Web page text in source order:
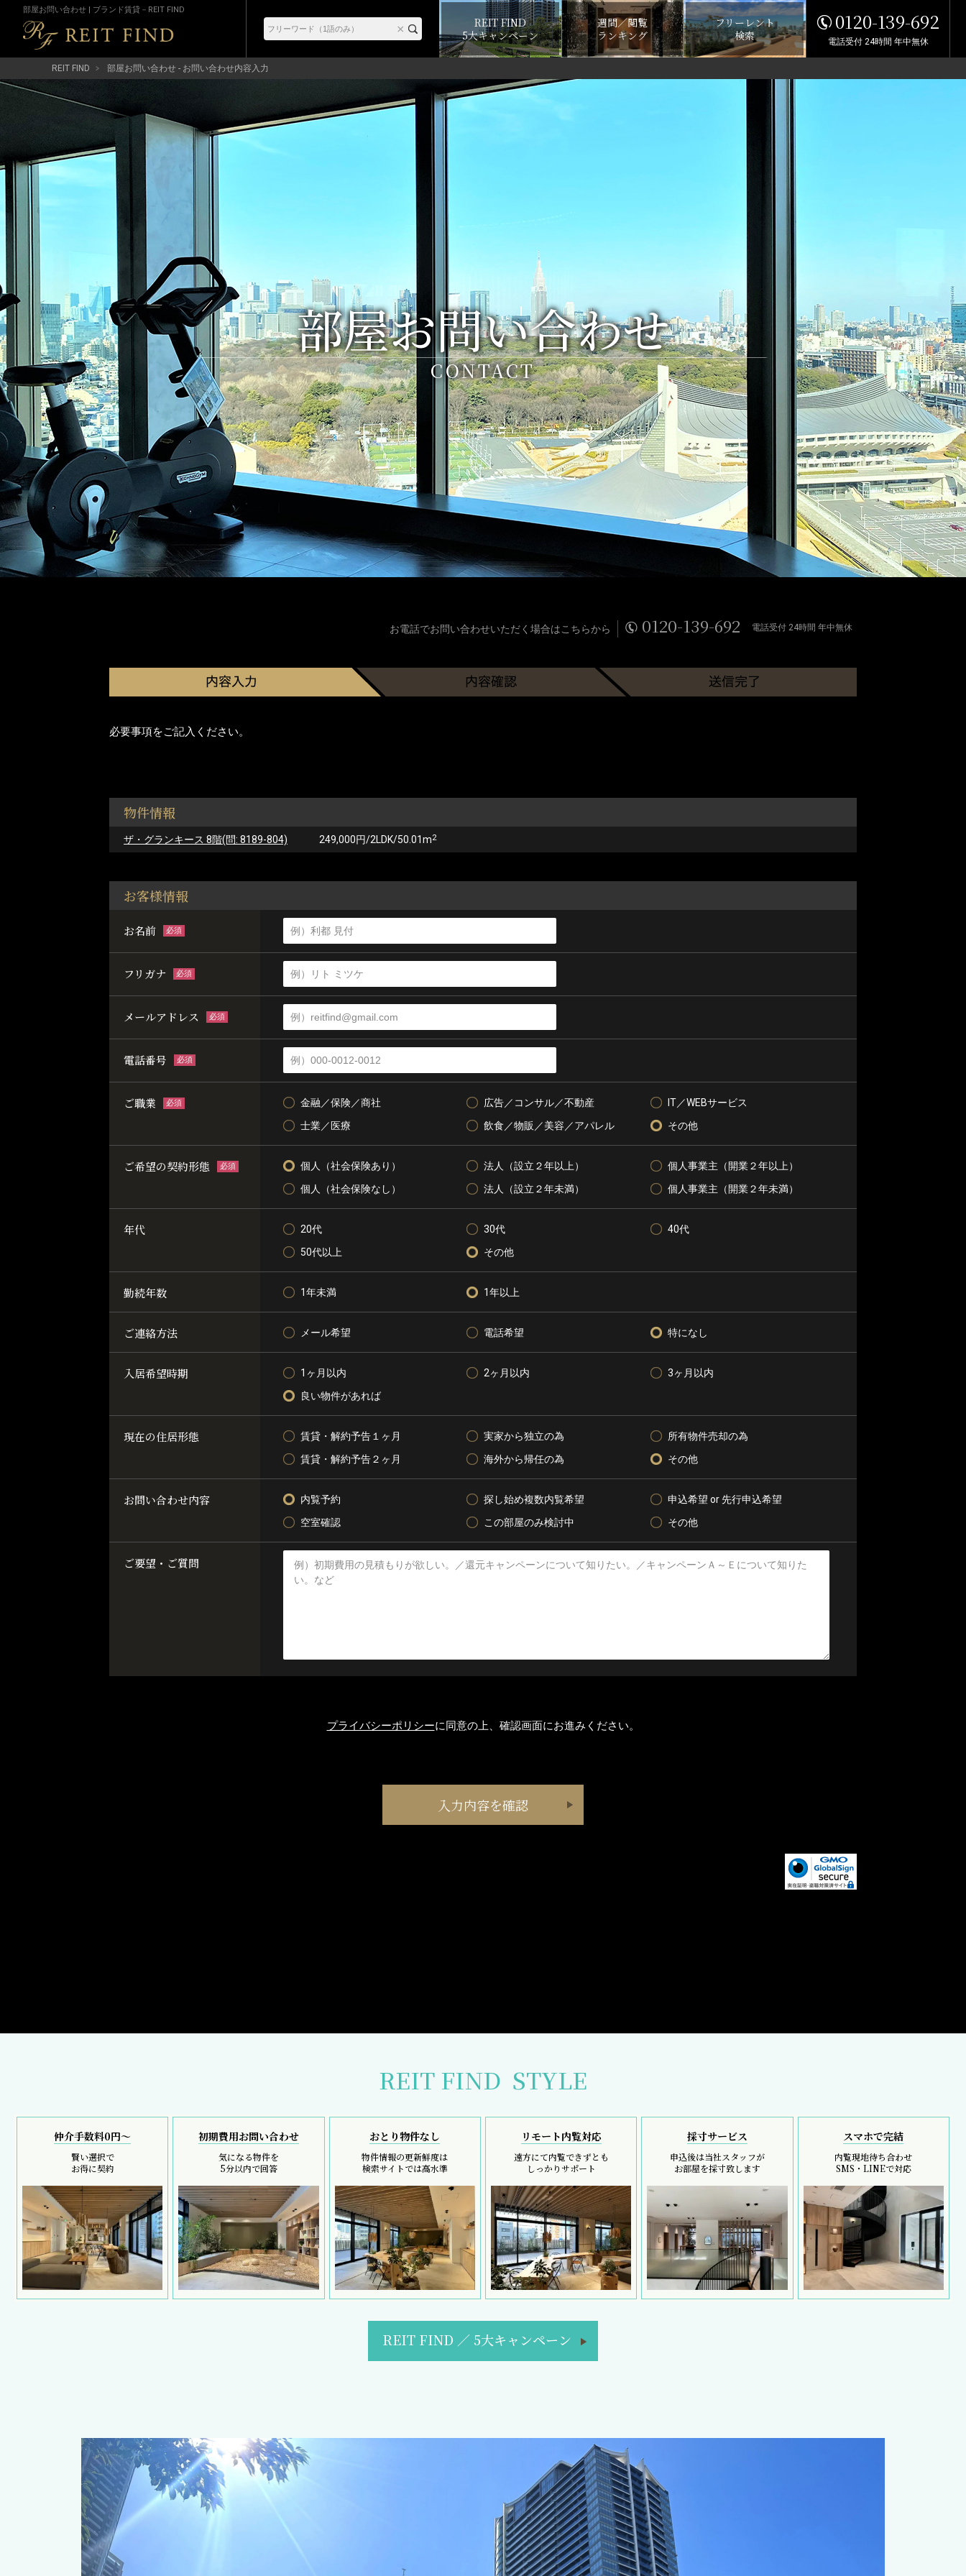
部屋お問い合わせ | ブランド賃貸－REIT FIND
REIT FIND
5大キャンペーン
週間／閲覧
ランキング
フリーレント
検索
0120-139-692
電話受付 24時間 年中無休
REIT FIND 部屋お問い合わせ - お問い合わせ内容入力
部屋お問い合わせ
CONTACT
お電話でお問い合わせいただく場合はこちらから 0120-139-692 電話受付 24時間 年中無休
必要事項をご記入ください。
物件情報
ザ・グランキース 8階(問: 8189-804) 249,000円/2LDK/50.01m2
お客様情報
お名前 必須
フリガナ 必須
メールアドレス 必須
電話番号 必須
ご職業 必須 金融／保険／商社 広告／コンサル／不動産
IT／WEBサービス
士業／医療
飲食／物販／美容／アパレル その他
ご希望の契約形態 必須 個人（社会保険あり） 法人（設立２年以上）
個人事業主（開業２年以上）
個人（社会保険なし）
法人（設立２年未満） 個人事業主（開業２年未満）
年代 20代 30代
40代
50代以上
その他
勤続年数 1年未満 1年以上
ご連絡方法 メール希望 電話希望 特になし
入居希望時期 1ヶ月以内 2ヶ月以内
3ヶ月以内
良い物件があれば
現在の住居形態 賃貸・解約予告１ヶ月 実家から独立の為
所有物件売却の為
賃貸・解約予告２ヶ月
海外から帰任の為 その他
お問い合わせ内容 内覧予約 探し始め複数内覧希望
申込希望 or 先行申込希望
空室確認
この部屋のみ検討中 その他
ご要望・ご質問
プライバシーポリシーに同意の上、確認画面にお進みください。
REIT FIND STYLE
仲介手数料0円～
賢い選択で
お得に契約
初期費用お問い合わせ
気になる物件を
5分以内で回答
おとり物件なし
物件情報の更新鮮度は
検索サイトでは高水準
リモート内覧対応
遠方にて内覧できずとも
しっかりサポート
採寸サービス
申込後は当社スタッフが
お部屋を採寸致します
スマホで完結
内覧現地待ち合わせ
SMS・LINEで対応
REIT FIND ／ 5大キャンペーン